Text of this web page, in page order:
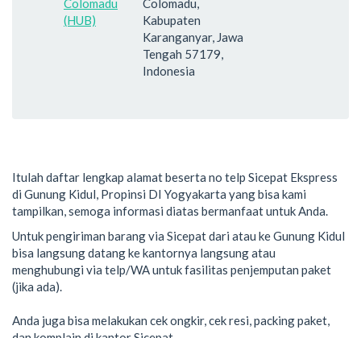
(HUB)
Kabupaten
Karanganyar, Jawa
Tengah 57179,
Indonesia
Itulah daftar lengkap alamat beserta no telp Sicepat Ekspress
di Gunung Kidul, Propinsi DI Yogyakarta yang bisa kami
tampilkan, semoga informasi diatas bermanfaat untuk Anda.
Untuk pengiriman barang via Sicepat dari atau ke Gunung Kidul
bisa langsung datang ke kantornya langsung atau
menghubungi via telp/WA untuk fasilitas penjemputan paket
(jika ada).
Anda juga bisa melakukan cek ongkir, cek resi, packing paket,